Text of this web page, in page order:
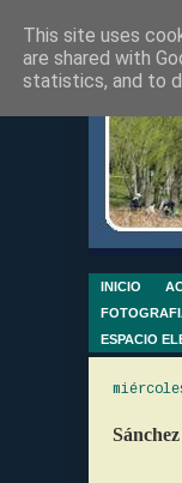
INICIO
ESPACIO
This site uses
are shared with
statistics, and to